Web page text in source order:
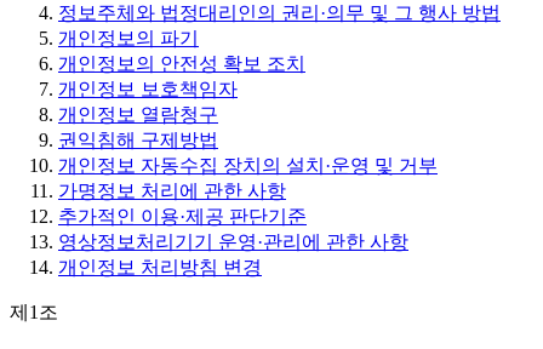
정보주체와 법정대리인의 권리·의무 및 그 행사 방법
개인정보의 파기
개인정보의 안전성 확보 조치
개인정보 보호책임자
개인정보 열람청구
권익침해 구제방법
개인정보 자동수집 장치의 설치·운영 및 거부
가명정보 처리에 관한 사항
추가적인 이용·제공 판단기준
영상정보처리기기 운영·관리에 관한 사항
개인정보 처리방침 변경
제1조